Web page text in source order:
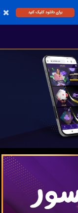
برای دانلود کلیک کنید